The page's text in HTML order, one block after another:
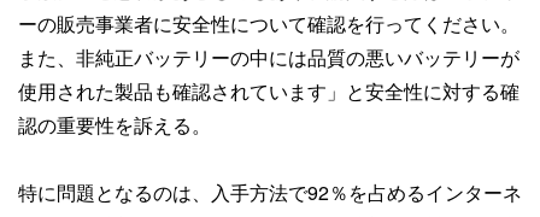
ーの販売事業者に安全性について確認を行ってください。
また、非純正バッテリーの中には品質の悪いバッテリーが
使用された製品も確認されています」と安全性に対する確
認の重要性を訴える。
特に問題となるのは、入手方法で92％を占めるインターネ